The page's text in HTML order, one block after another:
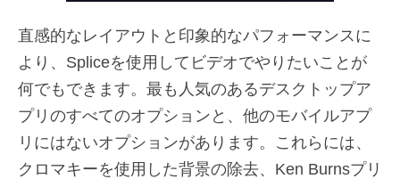
直感的なレイアウトと印象的なパフォーマンスに
より、Spliceを使用してビデオでやりたいことが
何でもできます。最も人気のあるデスクトップア
プリのすべてのオプションと、他のモバイルアプ
リにはないオプションがあります。これらには、
クロマキーを使用した背景の除去、Ken Burnsプリ